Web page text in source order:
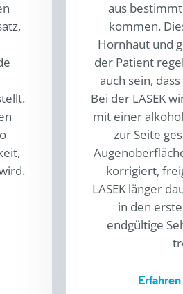
aus
kommen.
Hornhaut und
der Patient
auch sein,
Bei der LASEK
mit einer
zur Seite
korrigiert,
LASEK länger
in den
endgültige